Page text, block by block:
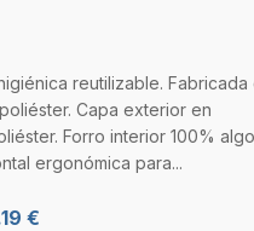
reutilizable. Fabricada
Capa exterior en
Forro interior 100%
ergonómica para...
€